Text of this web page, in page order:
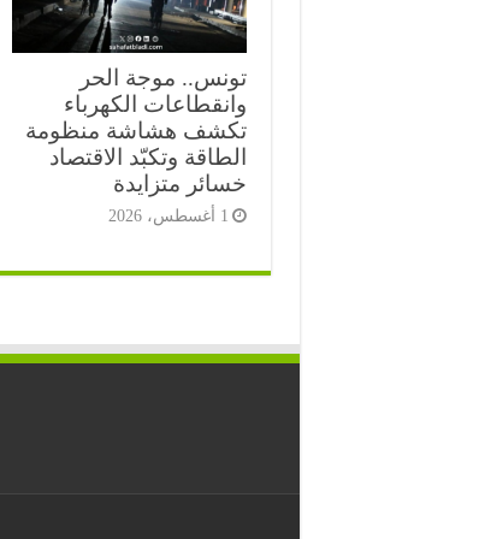
تونس.. موجة الحر
وانقطاعات الكهرباء
تكشف هشاشة منظومة
الطاقة وتكبّد الاقتصاد
خسائر متزايدة
1 أغسطس، 2026